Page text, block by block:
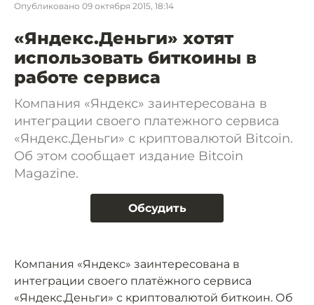
Опубликовано 09 октября 2015, 18:14
«Яндекс.Деньги» хотят
использовать биткоины в
работе сервиса
Компания «Яндекс» заинтересована в
интеграции своего платежного сервиса
«Яндекс.Деньги» с криптовалютой Bitcoin.
Об этом сообщает издание Bitcoin
Magazine.
Обсудить
Компания «Яндекс» заинтересована в
интеграции своего платёжного сервиса
«Яндекс.Деньги» с криптовалютой биткоин. Об